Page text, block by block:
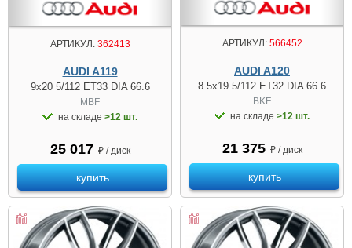
АРТИКУЛ:362413
AUDI A119
9x20 5/112 ET33 DIA 66.6
MBF
на складе >12 шт.
25 017 ₽ / диск
купить
АРТИКУЛ:566452
AUDI A120
8.5x19 5/112 ET32 DIA 66.6
BKF
на складе >12 шт.
21 375 ₽ / диск
купить